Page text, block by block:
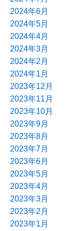
2024年6月
2024年5月
2024年4月
2024年3月
2024年2月
2024年1月
2023年12月
2023年11月
2023年10月
2023年9月
2023年8月
2023年7月
2023年6月
2023年5月
2023年4月
2023年3月
2023年2月
2023年1月